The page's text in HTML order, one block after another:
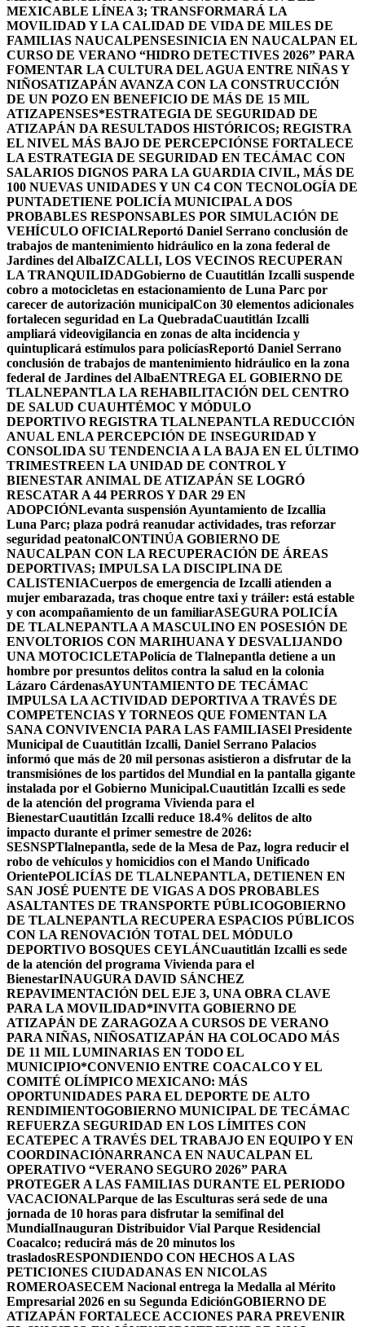
MEXICABLE LÍNEA 3; TRANSFORMARÁ LA
MOVILIDAD Y LA CALIDAD DE VIDA DE MILES DE
FAMILIAS NAUCALPENSESINICIA EN NAUCALPAN EL
CURSO DE VERANO “HIDRO DETECTIVES 2026” PARA
FOMENTAR LA CULTURA DEL AGUA ENTRE NIÑAS Y
NIÑOSATIZAPÁN AVANZA CON LA CONSTRUCCIÓN
DE UN POZO EN BENEFICIO DE MÁS DE 15 MIL
ATIZAPENSES*ESTRATEGIA DE SEGURIDAD DE
ATIZAPÁN DA RESULTADOS HISTÓRICOS; REGISTRA
EL NIVEL MÁS BAJO DE PERCEPCIÓNSE FORTALECE
LA ESTRATEGIA DE SEGURIDAD EN TECÁMAC CON
SALARIOS DIGNOS PARA LA GUARDIA CIVIL, MÁS DE
100 NUEVAS UNIDADES Y UN C4 CON TECNOLOGÍA DE
PUNTADETIENE POLICÍA MUNICIPAL A DOS
PROBABLES RESPONSABLES POR SIMULACIÓN DE
VEHÍCULO OFICIALReportó Daniel Serrano conclusión de
trabajos de mantenimiento hidráulico en la zona federal de
Jardines del AlbaIZCALLI, LOS VECINOS RECUPERAN
LA TRANQUILIDADGobierno de Cuautitlán Izcalli suspende
cobro a motocicletas en estacionamiento de Luna Parc por
carecer de autorización municipalCon 30 elementos adicionales
fortalecen seguridad en La QuebradaCuautitlán Izcalli
ampliará videovigilancia en zonas de alta incidencia y
quintuplicará estímulos para policíasReportó Daniel Serrano
conclusión de trabajos de mantenimiento hidráulico en la zona
federal de Jardines del AlbaENTREGA EL GOBIERNO DE
TLALNEPANTLA LA REHABILITACIÓN DEL CENTRO
DE SALUD CUAUHTÉMOC Y MÓDULO
DEPORTIVO REGISTRA TLALNEPANTLA REDUCCIÓN
ANUAL ENLA PERCEPCIÓN DE INSEGURIDAD Y
CONSOLIDA SU TENDENCIA A LA BAJA EN EL ÚLTIMO
TRIMESTREEN LA UNIDAD DE CONTROL Y
BIENESTAR ANIMAL DE ATIZAPÁN SE LOGRÓ
RESCATAR A 44 PERROS Y DAR 29 EN
ADOPCIÓNLevanta suspensión Ayuntamiento de Izcallia
Luna Parc; plaza podrá reanudar actividades, tras reforzar
seguridad peatonalCONTINÚA GOBIERNO DE
NAUCALPAN CON LA RECUPERACIÓN DE ÁREAS
DEPORTIVAS; IMPULSA LA DISCIPLINA DE
CALISTENIACuerpos de emergencia de Izcalli atienden a
mujer embarazada, tras choque entre taxi y tráiler: está estable
y con acompañamiento de un familiarASEGURA POLICÍA
DE TLALNEPANTLA A MASCULINO EN POSESIÓN DE
ENVOLTORIOS CON MARIHUANA Y DESVALIJANDO
UNA MOTOCICLETAPolicía de Tlalnepantla detiene a un
hombre por presuntos delitos contra la salud en la colonia
Lázaro CárdenasAYUNTAMIENTO DE TECÁMAC
IMPULSA LA ACTIVIDAD DEPORTIVA A TRAVÉS DE
COMPETENCIAS Y TORNEOS QUE FOMENTAN LA
SANA CONVIVENCIA PARA LAS FAMILIASEl Presidente
Municipal de Cuautitlán Izcalli, Daniel Serrano Palacios
informó que más de 20 mil personas asistieron a disfrutar de la
transmisiónes de los partidos del Mundial en la pantalla gigante
instalada por el Gobierno Municipal.Cuautitlán Izcalli es sede
de la atención del programa Vivienda para el
BienestarCuautitlán Izcalli reduce 18.4% delitos de alto
impacto durante el primer semestre de 2026:
SESNSPTlalnepantla, sede de la Mesa de Paz, logra reducir el
robo de vehículos y homicidios con el Mando Unificado
OrientePOLICÍAS DE TLALNEPANTLA, ​DETIENEN EN
SAN JOSÉ PUENTE DE VIGAS A DOS PROBABLES
ASALTANTES DE TRANSPORTE PÚBLICOGOBIERNO
DE TLALNEPANTLA RECUPERA ESPACIOS PÚBLICOS
CON LA RENOVACIÓN TOTAL DEL MÓDULO
DEPORTIVO BOSQUES CEYLÁNCuautitlán Izcalli es sede
de la atención del programa Vivienda para el
BienestarINAUGURA DAVID SÁNCHEZ
REPAVIMENTACIÓN DEL EJE 3, UNA OBRA CLAVE
PARA LA MOVILIDAD*INVITA GOBIERNO DE
ATIZAPÁN DE ZARAGOZA A CURSOS DE VERANO
PARA NIÑAS, NIÑOSATIZAPÁN HA COLOCADO MÁS
DE 11 MIL LUMINARIAS EN TODO EL
MUNICIPIO*CONVENIO ENTRE COACALCO Y EL
COMITÉ OLÍMPICO MEXICANO: MÁS
OPORTUNIDADES PARA EL DEPORTE DE ALTO
RENDIMIENTOGOBIERNO MUNICIPAL DE TECÁMAC
REFUERZA SEGURIDAD EN LOS LÍMITES CON
ECATEPEC A TRAVÉS DEL TRABAJO EN EQUIPO Y EN
COORDINACIÓNARRANCA EN NAUCALPAN EL
OPERATIVO “VERANO SEGURO 2026” PARA
PROTEGER A LAS FAMILIAS DURANTE EL PERIODO
VACACIONALParque de las Esculturas será sede de una
jornada de 10 horas para disfrutar la semifinal del
MundialInauguran Distribuidor Vial Parque Residencial
Coacalco; reducirá más de 20 minutos los
trasladosRESPONDIENDO CON HECHOS A LAS
PETICIONES CIUDADANAS EN NICOLAS
ROMEROASECEM Nacional entrega la Medalla al Mérito
Empresarial 2026 en su Segunda EdiciónGOBIERNO DE
ATIZAPÁN FORTALECE ACCIONES PARA PREVENIR